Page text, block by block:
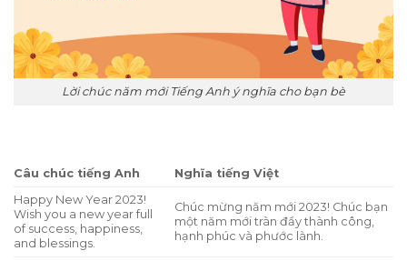
Lời chúc năm mới Tiếng Anh ý nghĩa cho bạn bè
Câu chúc tiếng Anh
Nghĩa tiếng Việt
Happy New Year 2023!
Wish you a new year full
of success, happiness,
and blessings.
Chúc mừng năm mới 2023! Chúc bạn
một năm mới tràn đầy thành công,
hạnh phúc và phước lành.